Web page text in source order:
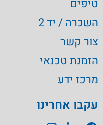
טיפים
השכרה / יד 2
צור קשר
הזמנת טכנאי
מרכז ידע
עקבו אחרינו